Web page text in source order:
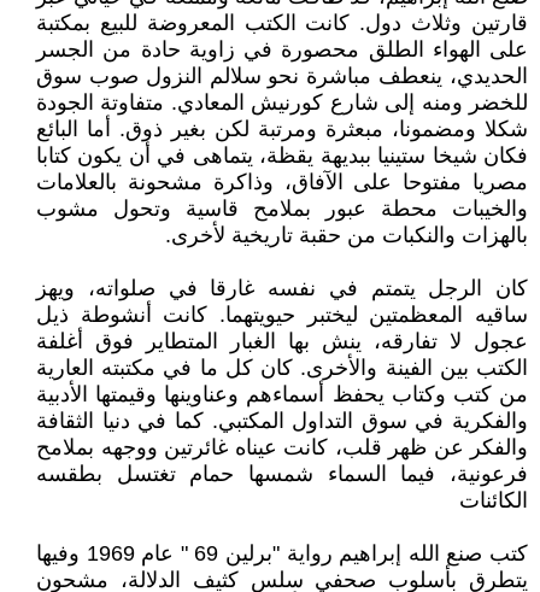
قارتين وثلاث دول. كانت الكتب المعروضة للبيع بمكتبة
على الهواء الطلق محصورة في زاوية حادة من الجسر
الحديدي، ينعطف مباشرة نحو سلالم النزول صوب سوق
للخضر ومنه إلى شارع كورنيش المعادي. متفاوتة الجودة
شكلا ومضمونا، مبعثرة ومرتبة لكن بغير ذوق. أما البائع
فكان شيخا ستينيا ببديهة يقظة، يتماهى في أن يكون كتابا
مصريا مفتوحا على الآفاق، وذاكرة مشحونة بالعلامات
والخيبات محطة عبور بملامح قاسية وتحول مشوب
بالهزات والنكبات من حقبة تاريخية لأخرى.
كان الرجل يتمتم في نفسه غارقا في صلواته، ويهز
ساقيه المعظمتين ليختبر حيويتهما. كانت أنشوطة ذيل
عجول لا تفارقه، ينش بها الغبار المتطاير فوق أغلفة
الكتب بين الفينة والأخرى. كان كل ما في مكتبته العارية
من كتب وكتاب يحفظ أسماءهم وعناوينها وقيمتها الأدبية
والفكرية في سوق التداول المكتبي. كما في دنيا الثقافة
والفكر عن ظهر قلب، كانت عيناه غائرتين ووجهه بملامح
فرعونية، فيما السماء شمسها حمام تغتسل بطقسه
الكائنات
كتب صنع الله إبراهيم رواية "برلين 69 " عام 1969 وفيها
يتطرق بأسلوب صحفي سلس كثيف الدلالة، مشحون